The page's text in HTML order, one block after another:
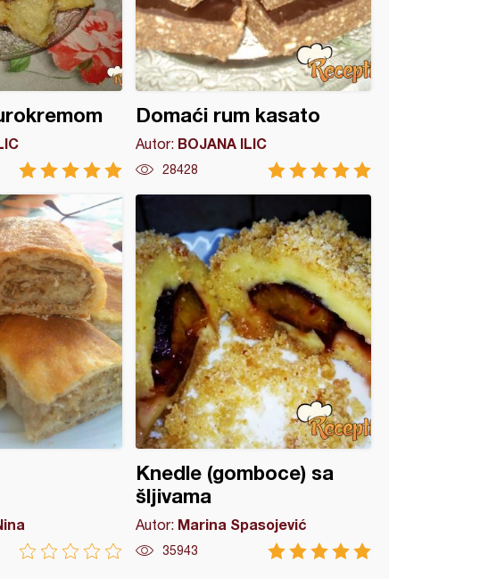
Domaći rum kasato
Autor: BOJANA ILIC
28428
Knedle (gomboce) sa
šljivama
Autor: Marina Spasojević
35943